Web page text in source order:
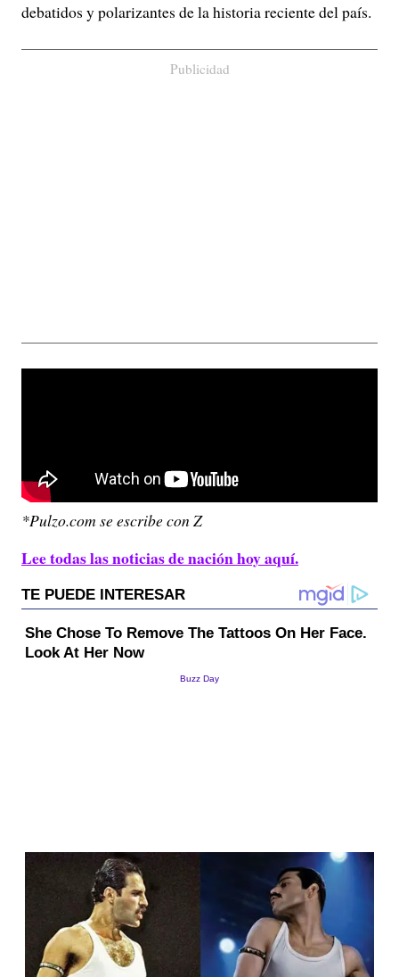
debatidos y polarizantes de la historia reciente del país.
Publicidad
*Pulzo.com se escribe con Z
Lee todas las noticias de nación hoy aquí.